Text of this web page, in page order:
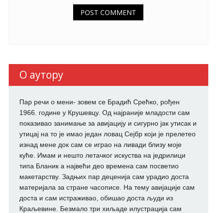
О аутору
Пар речи о мени- зовем се Брадић Срећко, рођен
1966. године у Крушевцу. Од најраније младости сам
показивао занимање за авијацију и сигурно јак утисак и
утицај на то је имао један ловац Сејбр који је прелетео
изнад мене док сам се играо на ливади близу моје
куће. Имам и нешто летачког искуства на једрилици
типа Бланик а највећи део времена сам посветио
макетарству. Задњих пар деценија сам урадио доста
материјала за стране часописе. На тему авијације сам
доста и сам истраживао, обишао доста људи из
Краљевине. Безмало три хиљаде илустрација сам